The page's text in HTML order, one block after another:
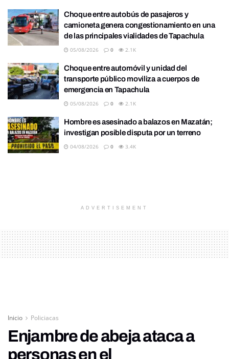
Choque entre autobús de pasajeros y
camioneta genera congestionamiento en una
de las principales vialidades de Tapachula
05/08/2026 0 2.1K
Choque entre automóvil y unidad del
transporte público moviliza a cuerpos de
emergencia en Tapachula
05/08/2026 0 2.1K
Hombre es asesinado a balazos en Mazatán;
investigan posible disputa por un terreno
04/08/2026 0 3.4K
ADVERTISEMENT
Inicio Policiacas
Enjambre de abeja ataca a
personas en el